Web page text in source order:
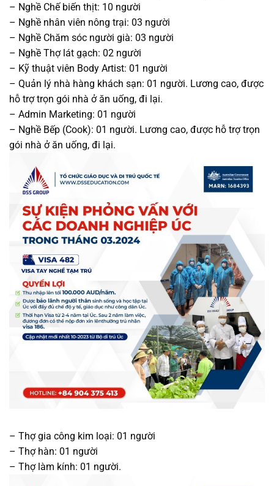
– Nghề Chế biến thịt: 10 người
– Nghề nhân viên nông trại: 03 người
– Nghề Chăm sóc người già: 03 người
– Nghề Thợ lát gạch: 02 người
– Kỹ thuật viên Body Artist: 01 người
– Quản lý nhà hàng khách sạn: 01 người. Lương cao, được
hỗ trợ trọn gói nhà ở ăn uống, đi lại.
– Admin Marketing: 01 người
– Nghề Bếp (Cook): 01 người. Lương cao, được hỗ trợ trọn
gói nhà ở ăn uống, đi lại.
– Thợ gia công kim loại: 01 người
– Thợ hàn: 01 người
– Thợ làm kính: 01 người.